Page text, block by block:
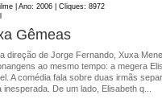
| Ano: 2006 | Cliques: 8972
Gêmeas
direção de Jorge Fernando, Xuxa
ao mesmo tempo: a megera
A comédia fala sobre duas irmãs
inesperada. De um lado, Elisabeth q...